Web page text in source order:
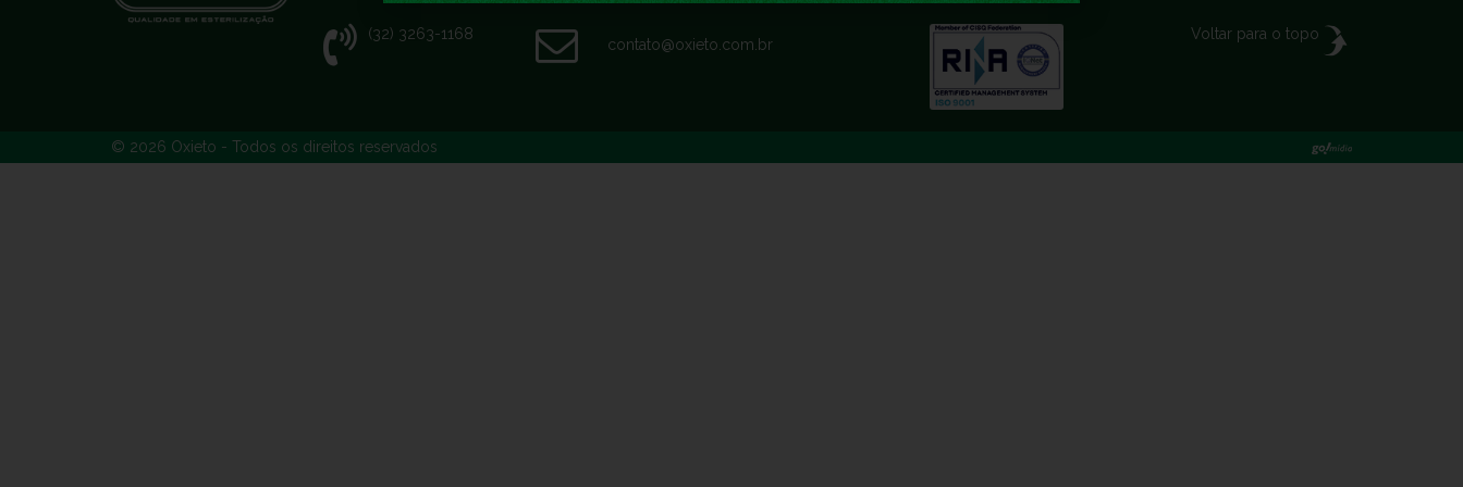
(32) 3263-1168
contato@oxieto.com.br
Voltar para o topo
© 2026 Oxieto - Todos os direitos reservados